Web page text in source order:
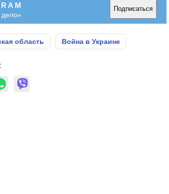
Подписаться
область Война в Украине